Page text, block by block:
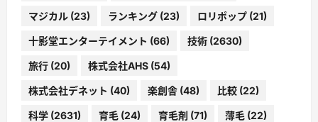
マジカル (23) ランキング (23) ロリポップ (21)
十影堂エンターテイメント (66) 技術 (2630)
旅行 (20) 株式会社AHS (54)
株式会社デネット (40) 楽創舎 (48) 比較 (22)
科学 (2631) 育毛 (24) 育毛剤 (71) 薄毛 (22)